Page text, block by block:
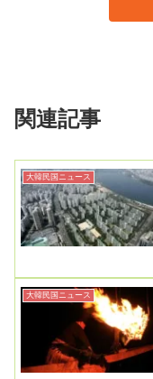
関連記事
大韓民国ニュース
大韓民国ニュース